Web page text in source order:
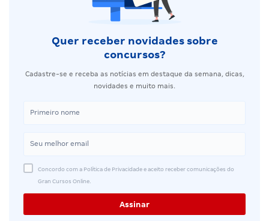
Quer receber novidades sobre
concursos?
Cadastre-se e receba as notícias em destaque da semana, dicas,
novidades e muito mais.
Concordo com a Política de Privacidade e aceito receber comunicações do
Gran Cursos Online.